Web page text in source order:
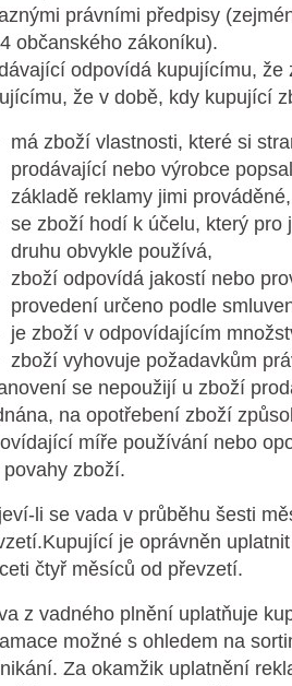
právními předpisy
občanského zákoníku).
odpovídá kupujícímu,
že v době, kdy kupující
má zboží vlastnosti, které si
prodávající nebo výrobce
základě reklamy jimi prováděné,
se zboží hodí k účelu, který
druhu obvykle používá,
zboží odpovídá jakostí nebo
provedení určeno podle
je zboží v odpovídajícím
zboží vyhovuje požadavkům
se nepoužijí u zboží
na opotřebení zboží
míře používání nebo
povahy zboží.
li se vada v průběhu šesti
Kupující je oprávněn
čtyř měsíců od převzetí.
z vadného plnění uplatňuje
možné s ohledem na
. Za okamžik uplatnění